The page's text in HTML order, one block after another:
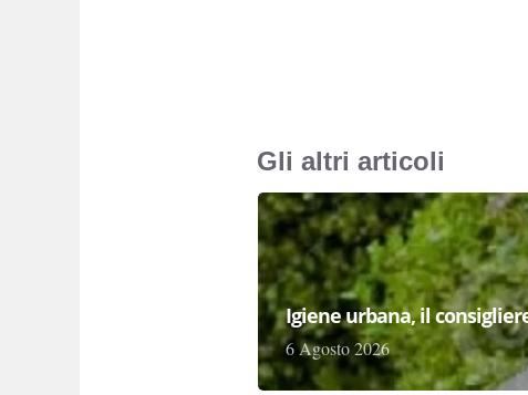
Gli altri articoli
Igiene urbana, il
6 Agosto 2026